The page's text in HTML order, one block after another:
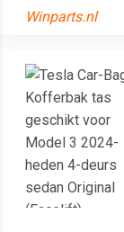
Winparts.nl